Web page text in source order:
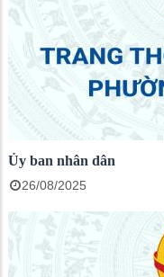
Ủy ban nhân dân
26/08/2025